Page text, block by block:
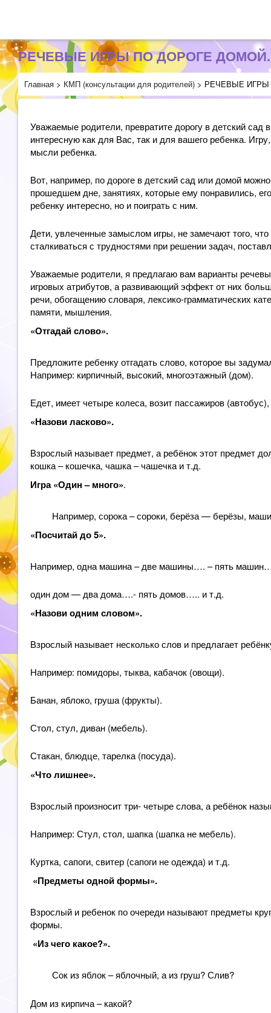
РЕЧЕВЫЕ ИГРЫ ПО ДОРОГЕ ДОМОЙ.
Главная > КМП (консультации для родителей) > РЕЧЕВЫЕ
Уважаемые родители, превратите дорогу в детский сад
интересную как для Вас, так и для вашего ребенка.
мысли ребенка.
Вот, например, по дороге в детский сад или домой
прошедшем дне, занятиях, которые ему понравились,
ребенку интересно, но и поиграть с ним.
Дети, увлеченные замыслом игры, не замечают того,
сталкиваться с трудностями при решении задач,
Уважаемые родители, я предлагаю вам варианты
игровых атрибутов, а развивающий эффект от них
речи, обогащению словаря, лексико-грамматических
памяти, мышления.
«Отгадай слово».
Предложите ребенку отгадать слово, которое вы
Например: кирпичный, высокий, многоэтажный (дом).
Едет, имеет четыре колеса, возит пассажиров
«Назови ласково».
Взрослый называет предмет, а ребёнок этот предмет
кошка – кошечка, чашка – чашечка и т.д.
Игра «Один – много».
Например, сорока – сороки, берёза — берёзы,
«Посчитай до 5».
Например, одна машина – две машины…. – пять
один дом — два дома….- пять домов….. и т.д.
«Назови одним словом».
Взрослый называет несколько слов и предлагает
Например: помидоры, тыква, кабачок (овощи).
Банан, яблоко, груша (фрукты).
Стол, стул, диван (мебель).
Стакан, блюдце, тарелка (посуда).
«Что лишнее».
Взрослый произносит три- четыре слова, а ребёнок
Например: Стул, стол, шапка (шапка не мебель).
Куртка, сапоги, свитер (сапоги не одежда) и т.д.
«Предметы одной формы».
Взрослый и ребенок по очереди называют предметы
формы.
«Из чего какое?».
Сок из яблок – яблочный, а из груш? Слив?
Дом из кирпича – какой?